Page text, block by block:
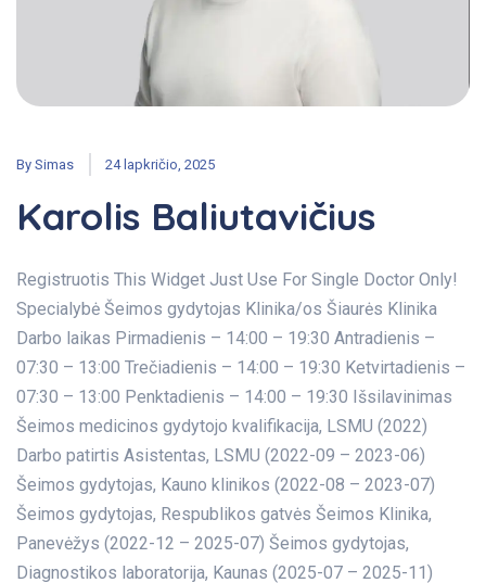
By Simas 24 lapkričio, 2025
Karolis Baliutavičius
Registruotis This Widget Just Use For Single Doctor Only!
Specialybė Šeimos gydytojas Klinika/os Šiaurės Klinika
Darbo laikas Pirmadienis – 14:00 – 19:30 Antradienis –
07:30 – 13:00 Trečiadienis – 14:00 – 19:30 Ketvirtadienis –
07:30 – 13:00 Penktadienis – 14:00 – 19:30 Išsilavinimas
Šeimos medicinos gydytojo kvalifikacija, LSMU (2022)
Darbo patirtis Asistentas, LSMU (2022-09 – 2023-06)
Šeimos gydytojas, Kauno klinikos (2022-08 – 2023-07)
Šeimos gydytojas, Respublikos gatvės Šeimos Klinika,
Panevėžys (2022-12 – 2025-07) Šeimos gydytojas,
Diagnostikos laboratorija, Kaunas (2025-07 – 2025-11)